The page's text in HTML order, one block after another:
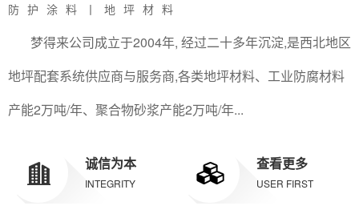
防护涂料丨地坪材料
梦得来公司成立于2004年, 经过二十多年沉淀,是西北地区
地坪配套系统供应商与服务商,各类地坪材料、工业防腐材料
产能2万吨/年、聚合物砂浆产能2万吨/年...
诚信为本
INTEGRITY
查看更多
USER FIRST